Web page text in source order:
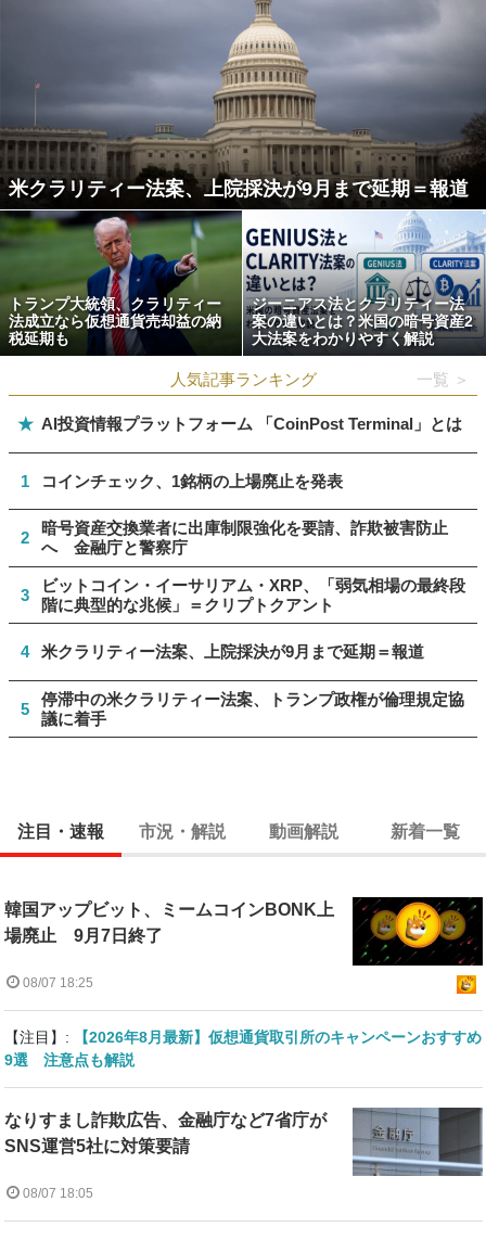
米クラリティー法案、上院採決が9月まで延期＝報道
トランプ大統領、クラリティー
法成立なら仮想通貨売却益の納
税延期も
ジーニアス法とクラリティー法
案の違いとは？米国の暗号資産2
大法案をわかりやすく解説
人気記事ランキング 一覧 ＞
★ AI投資情報プラットフォーム 「CoinPost Terminal」とは
1 コインチェック、1銘柄の上場廃止を発表
2
暗号資産交換業者に出庫制限強化を要請、詐欺被害防止
へ 金融庁と警察庁
3
ビットコイン・イーサリアム・XRP、「弱気相場の最終段
階に典型的な兆候」＝クリプトクアント
4 米クラリティー法案、上院採決が9月まで延期＝報道
5
停滞中の米クラリティー法案、トランプ政権が倫理規定協
議に着手
注目・速報 市況・解説 動画解説 新着一覧
韓国アップビット、ミームコインBONK上
場廃止 9月7日終了
08/07 18:25
【注目】:
【2026年8月最新】仮想通貨取引所のキャンペーンおすすめ
9選 注意点も解説
なりすまし詐欺広告、金融庁など7省庁が
SNS運営5社に対策要請
08/07 18:05